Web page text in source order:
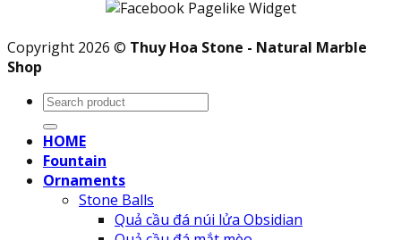
Copyright 2026 © Thuy Hoa Stone - Natural Marble
Shop
Search
for:
HOME
Fountain
Ornaments
Stone Balls
Quả cầu đá núi lửa Obsidian